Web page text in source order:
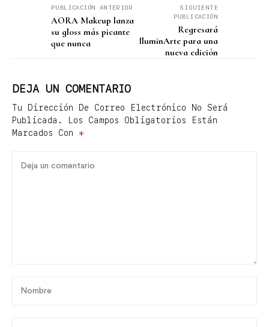
PUBLICACIÓN ANTERIOR
AORA Makeup lanza
su gloss más picante
que nunca
SIGUIENTE
PUBLICACIÓN
Regresará
IluminArte para una
nueva edición
DEJA UN COMENTARIO
Tu Dirección De Correo Electrónico No Será
Publicada.
Los Campos Obligatorios Están
Marcados Con *